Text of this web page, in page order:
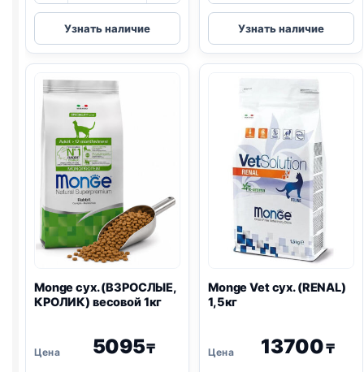
Monge
сух.
(СТЕРИЛ.,
весовой
Узнать наличие
Monge
Vet
сух.
1,5кг
Узнать наличие
Monge сух. (ВЗРОСЛЫЕ,
КРОЛИК) весовой 1кг
5095₸
Monge Vet сух. (RENAL)
1,5кг
13700₸